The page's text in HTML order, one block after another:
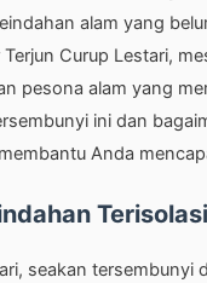
alam yang
Curup Lestari,
pesona alam yang
ini dan
Anda
Terisolasi
seakan tersembunyi